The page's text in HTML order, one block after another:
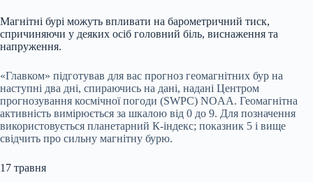
Магнітні бурі можуть впливати на барометричний тиск,
спричиняючи у деяких осіб головний біль, виснаження та
напруження.
«Главком» підготував для вас прогноз геомагнітних бур на
наступні два дні, спираючись на дані, надані Центром
прогнозування космічної погоди (SWPC) NOAA. Геомагнітна
активність вимірюється за шкалою від 0 до 9. Для позначення
використовується планетарний К-індекс; показник 5 і вище
свідчить про сильну магнітну бурю.
17 травня